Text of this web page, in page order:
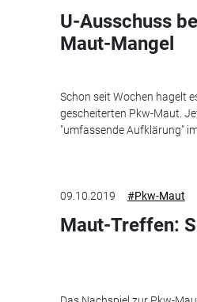
U-Ausschuss
Maut-Mangel
Schon seit Wochen hagelt
gescheiterten Pkw-Maut.
"umfassende Aufklärung"
09.10.2019 #Pkw-Maut
Maut-Treffen: